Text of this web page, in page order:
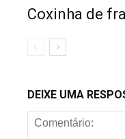
Coxinha de
DEIXE UMA